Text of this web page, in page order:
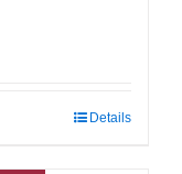
Details